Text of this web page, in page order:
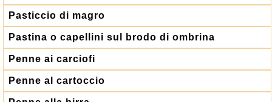
Pasticcio di magro
Pastina o capellini sul brodo di ombrina
Penne ai carciofi
Penne al cartoccio